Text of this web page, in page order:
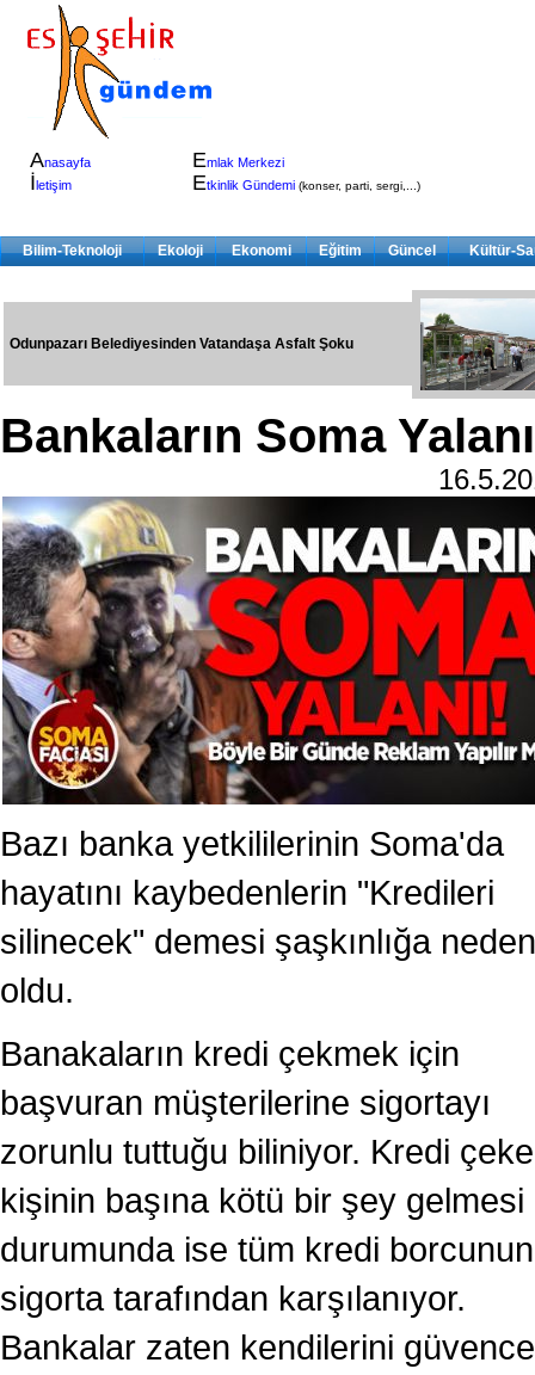
Anasayfa
İletişim
Emlak Merkezi
Etkinlik Gündemi (konser, parti, sergi,...)
Bilim-Teknoloji Ekoloji Ekonomi Eğitim Güncel Kültür-
Odunpazarı Belediyesinden Vatandaşa Asfalt Şoku
Bankaların Soma Yalanı
Bazı banka yetkililerinin Soma'da
hayatını kaybedenlerin "Kredileri
silinecek" demesi şaşkınlığa neden
oldu.
Banakaların kredi çekmek için
başvuran müşterilerine sigortayı
zorunlu tuttuğu biliniyor. Kredi
kişinin başına kötü bir şey gelmesi
durumunda ise tüm kredi borcunun
sigorta tarafından karşılanıyor.
Bankalar zaten kendilerini